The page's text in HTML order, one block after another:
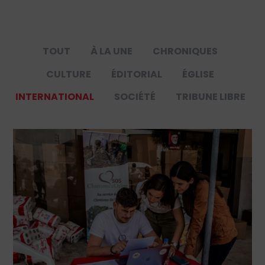
TOUT À LA UNE
CHRONIQUES
CULTURE
ÉDITORIAL
ÉGLISE
INTERNATIONAL
SOCIÉTÉ TRIBUNE LIBRE